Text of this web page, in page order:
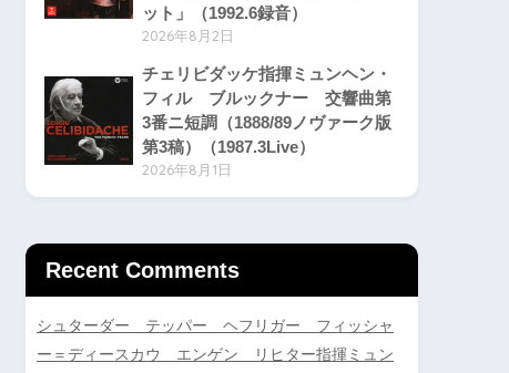
ット」（1992.6録音）
2026年8月2日
チェリビダッケ指揮ミュンヘン・
フィル ブルックナー 交響曲第
3番ニ短調（1888/89ノヴァーク版
第3稿）（1987.3Live）
2026年8月1日
Recent Comments
シュターダー テッパー ヘフリガー フィッシャ
ー＝ディースカウ エンゲン リヒター指揮ミュン